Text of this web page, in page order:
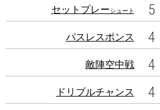
セットプレーシュート 5
パスレスポンス 4
敵陣空中戦 4
ドリブルチャンス 4